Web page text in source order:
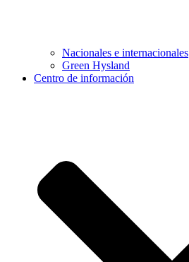
Nacionales e internacionales
Green Hysland
Centro de información